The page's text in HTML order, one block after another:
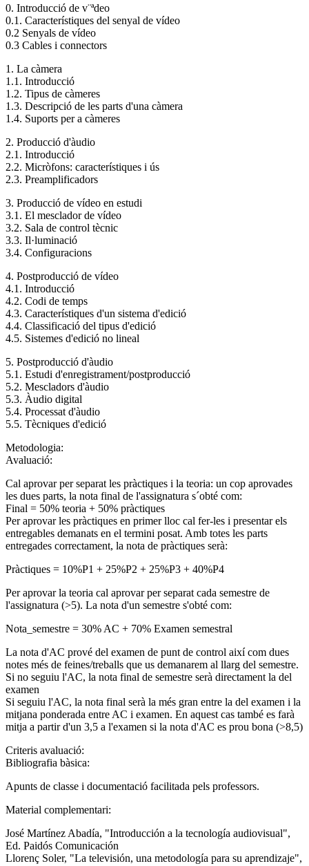
0. Introducció de v¨ªdeo
0.1. Característiques del senyal de vídeo
0.2 Senyals de vídeo
0.3 Cables i connectors
1. La càmera
1.1. Introducció
1.2. Tipus de càmeres
1.3. Descripció de les parts d'una càmera
1.4. Suports per a càmeres
2. Producció d'àudio
2.1. Introducció
2.2. Micròfons: característiques i ús
2.3. Preamplificadors
3. Producció de vídeo en estudi
3.1. El mesclador de vídeo
3.2. Sala de control tècnic
3.3. Il·luminació
3.4. Configuracions
4. Postproducció de vídeo
4.1. Introducció
4.2. Codi de temps
4.3. Característiques d'un sistema d'edició
4.4. Classificació del tipus d'edició
4.5. Sistemes d'edició no lineal
5. Postproducció d'àudio
5.1. Estudi d'enregistrament/postproducció
5.2. Mescladors d'àudio
5.3. Àudio digital
5.4. Processat d'àudio
5.5. Tècniques d'edició
Metodologia:
Avaluació:
Cal aprovar per separat les pràctiques i la teoria: un cop aprovades
les dues parts, la nota final de l'assignatura s´obté com:
Final = 50% teoria + 50% pràctiques
Per aprovar les pràctiques en primer lloc cal fer-les i presentar els
entregables demanats en el termini posat. Amb totes les parts
entregades correctament, la nota de pràctiques serà:
Pràctiques = 10%P1 + 25%P2 + 25%P3 + 40%P4
Per aprovar la teoria cal aprovar per separat cada semestre de
l'assignatura (>5). La nota d'un semestre s'obté com:
Nota_semestre = 30% AC + 70% Examen semestral
La nota d'AC prové del examen de punt de control així com dues
notes més de feines/treballs que us demanarem al llarg del semestre.
Si no seguiu l'AC, la nota final de semestre serà directament la del
examen
Si seguiu l'AC, la nota final serà la més gran entre la del examen i la
mitjana ponderada entre AC i examen. En aquest cas també es farà
mitja a partir d'un 3,5 a l'examen si la nota d'AC es prou bona (>8,5)
Criteris avaluació:
Bibliografia bàsica:
Apunts de classe i documentació facilitada pels professors.
Material complementari:
José Martínez Abadía, "Introducción a la tecnología audiovisual",
Ed. Paidós Comunicación
Llorenç Soler, "La televisión, una metodología para su aprendizaje",